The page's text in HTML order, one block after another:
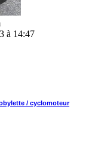
à 14:47
/ cyclomoteur